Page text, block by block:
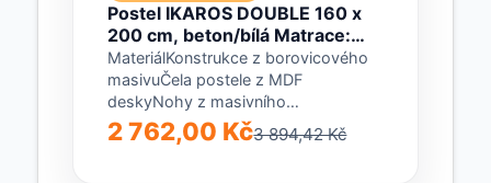
Postel IKAROS DOUBLE 160 x
200 cm, beton/bílá Matrace:
Bez matrace, Rošt: Bez roštu
MateriálKonstrukce z borovicového
masivuČela postele z MDF
deskyNohy z masivního
borovicového dřevaBarvaBeton /
bíláRozměryVnější délka: 206
2 762,00 Kč3 894,42 Kč